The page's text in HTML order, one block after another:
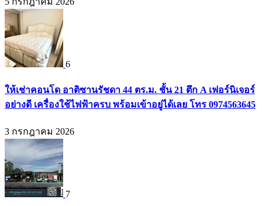
6
ให้เช่าคอนโด อาติซานรัชดา 44 ตร.ม. ชั้น 21 ตึก A เฟอร์นิเจอร์
อย่างดี เครื่องใช้ไฟฟ้าครบ พร้อมเข้าอยู่ได้เลย โทร 0974563645
3 กรกฎาคม 2026
7